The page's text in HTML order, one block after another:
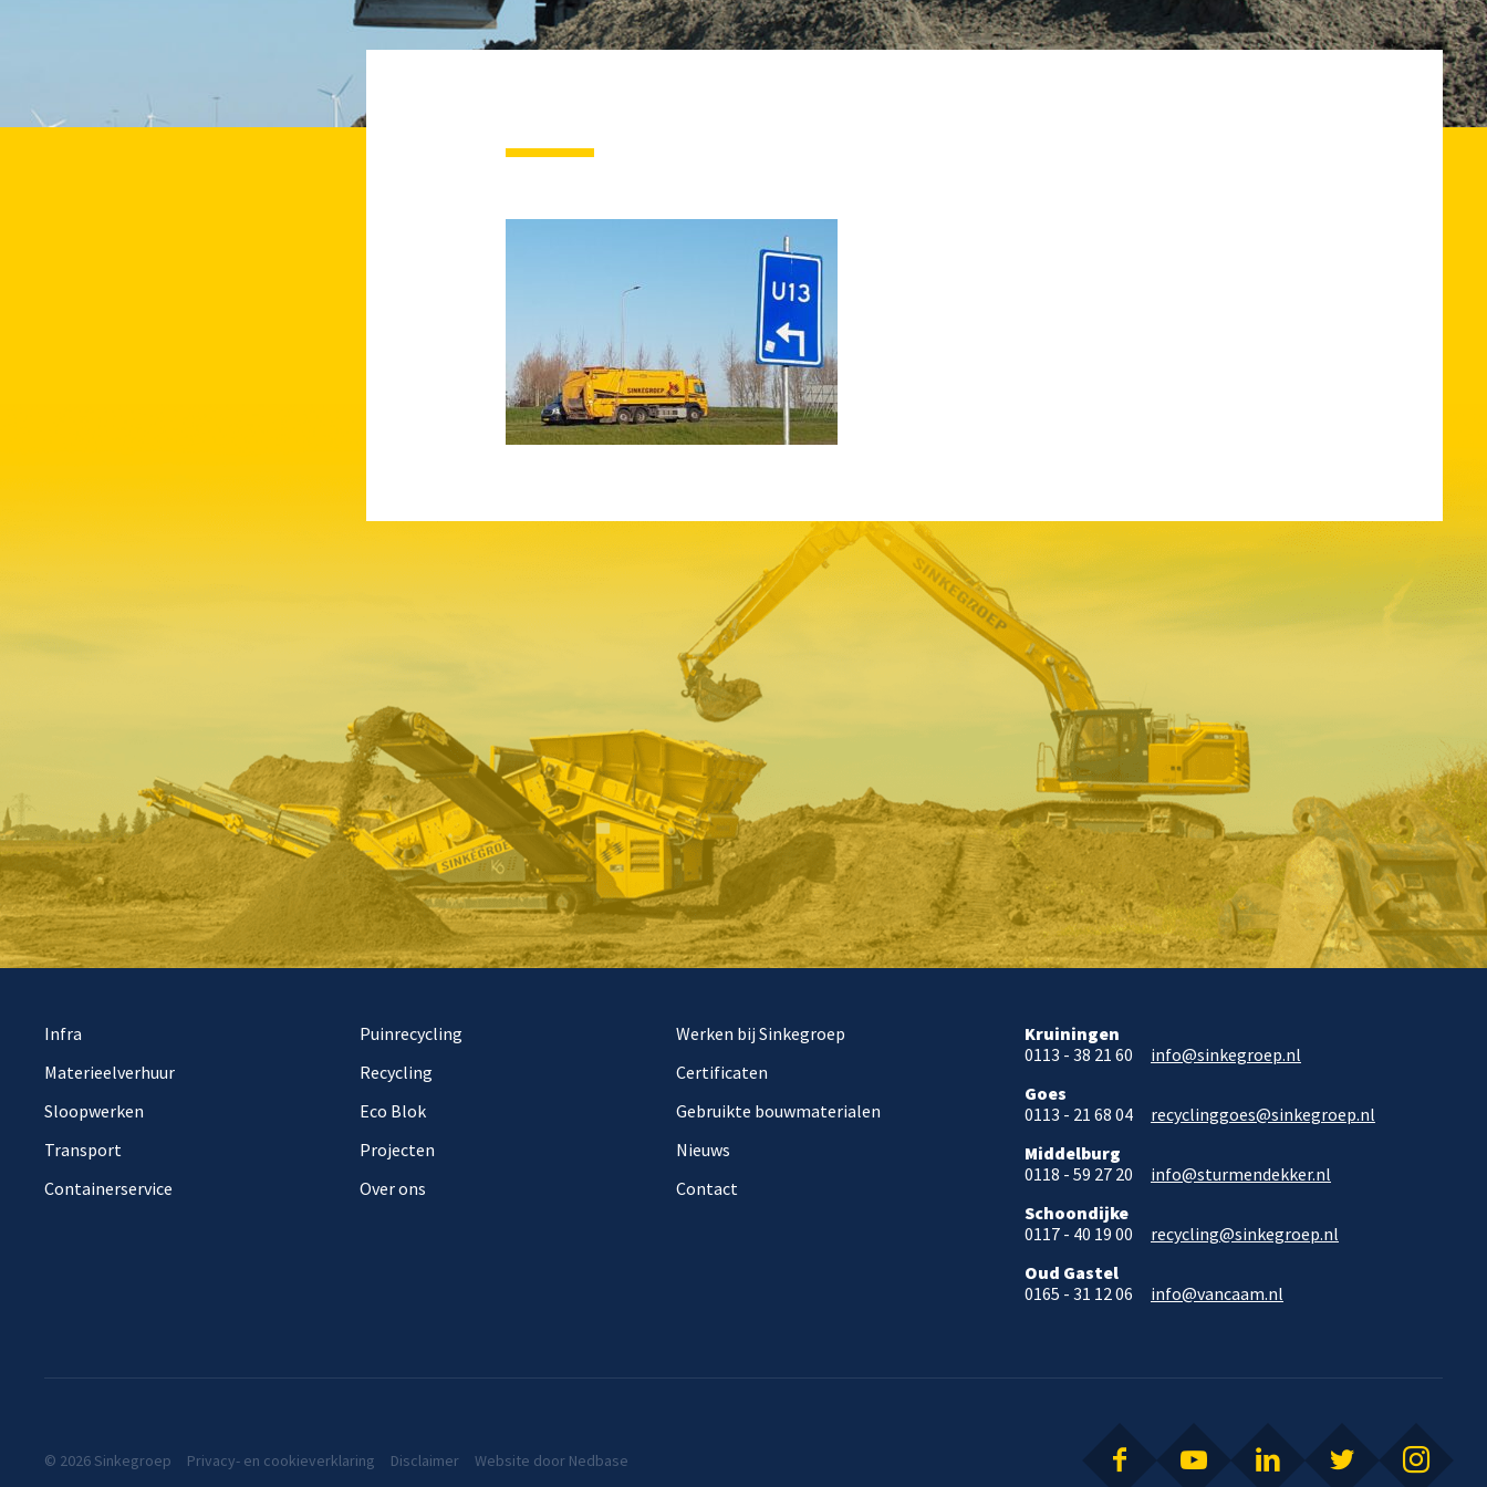
Infra
Materieelverhuur
Sloopwerken
Transport
Containerservice
Puinrecycling
Recycling
Eco Blok
Projecten
Over ons
Werken bij Sinkegroep
Certificaten
Gebruikte bouwmaterialen
Nieuws
Contact
Kruiningen
0113 - 38 21 60
info@sinkegroep.nl
Goes
0113 - 21 68 04
recyclinggoes@sinkegroep.nl
Middelburg
0118 - 59 27 20
info@sturmendekker.nl
Schoondijke
0117 - 40 19 00
recycling@sinkegroep.nl
Oud Gastel
0165 - 31 12 06
info@vancaam.nl
© 2026 Sinkegroep Privacy- en cookieverklaring Disclaimer Website door Nedbase